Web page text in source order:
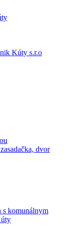
Kúty s.r.o
dvor
s komunálnym